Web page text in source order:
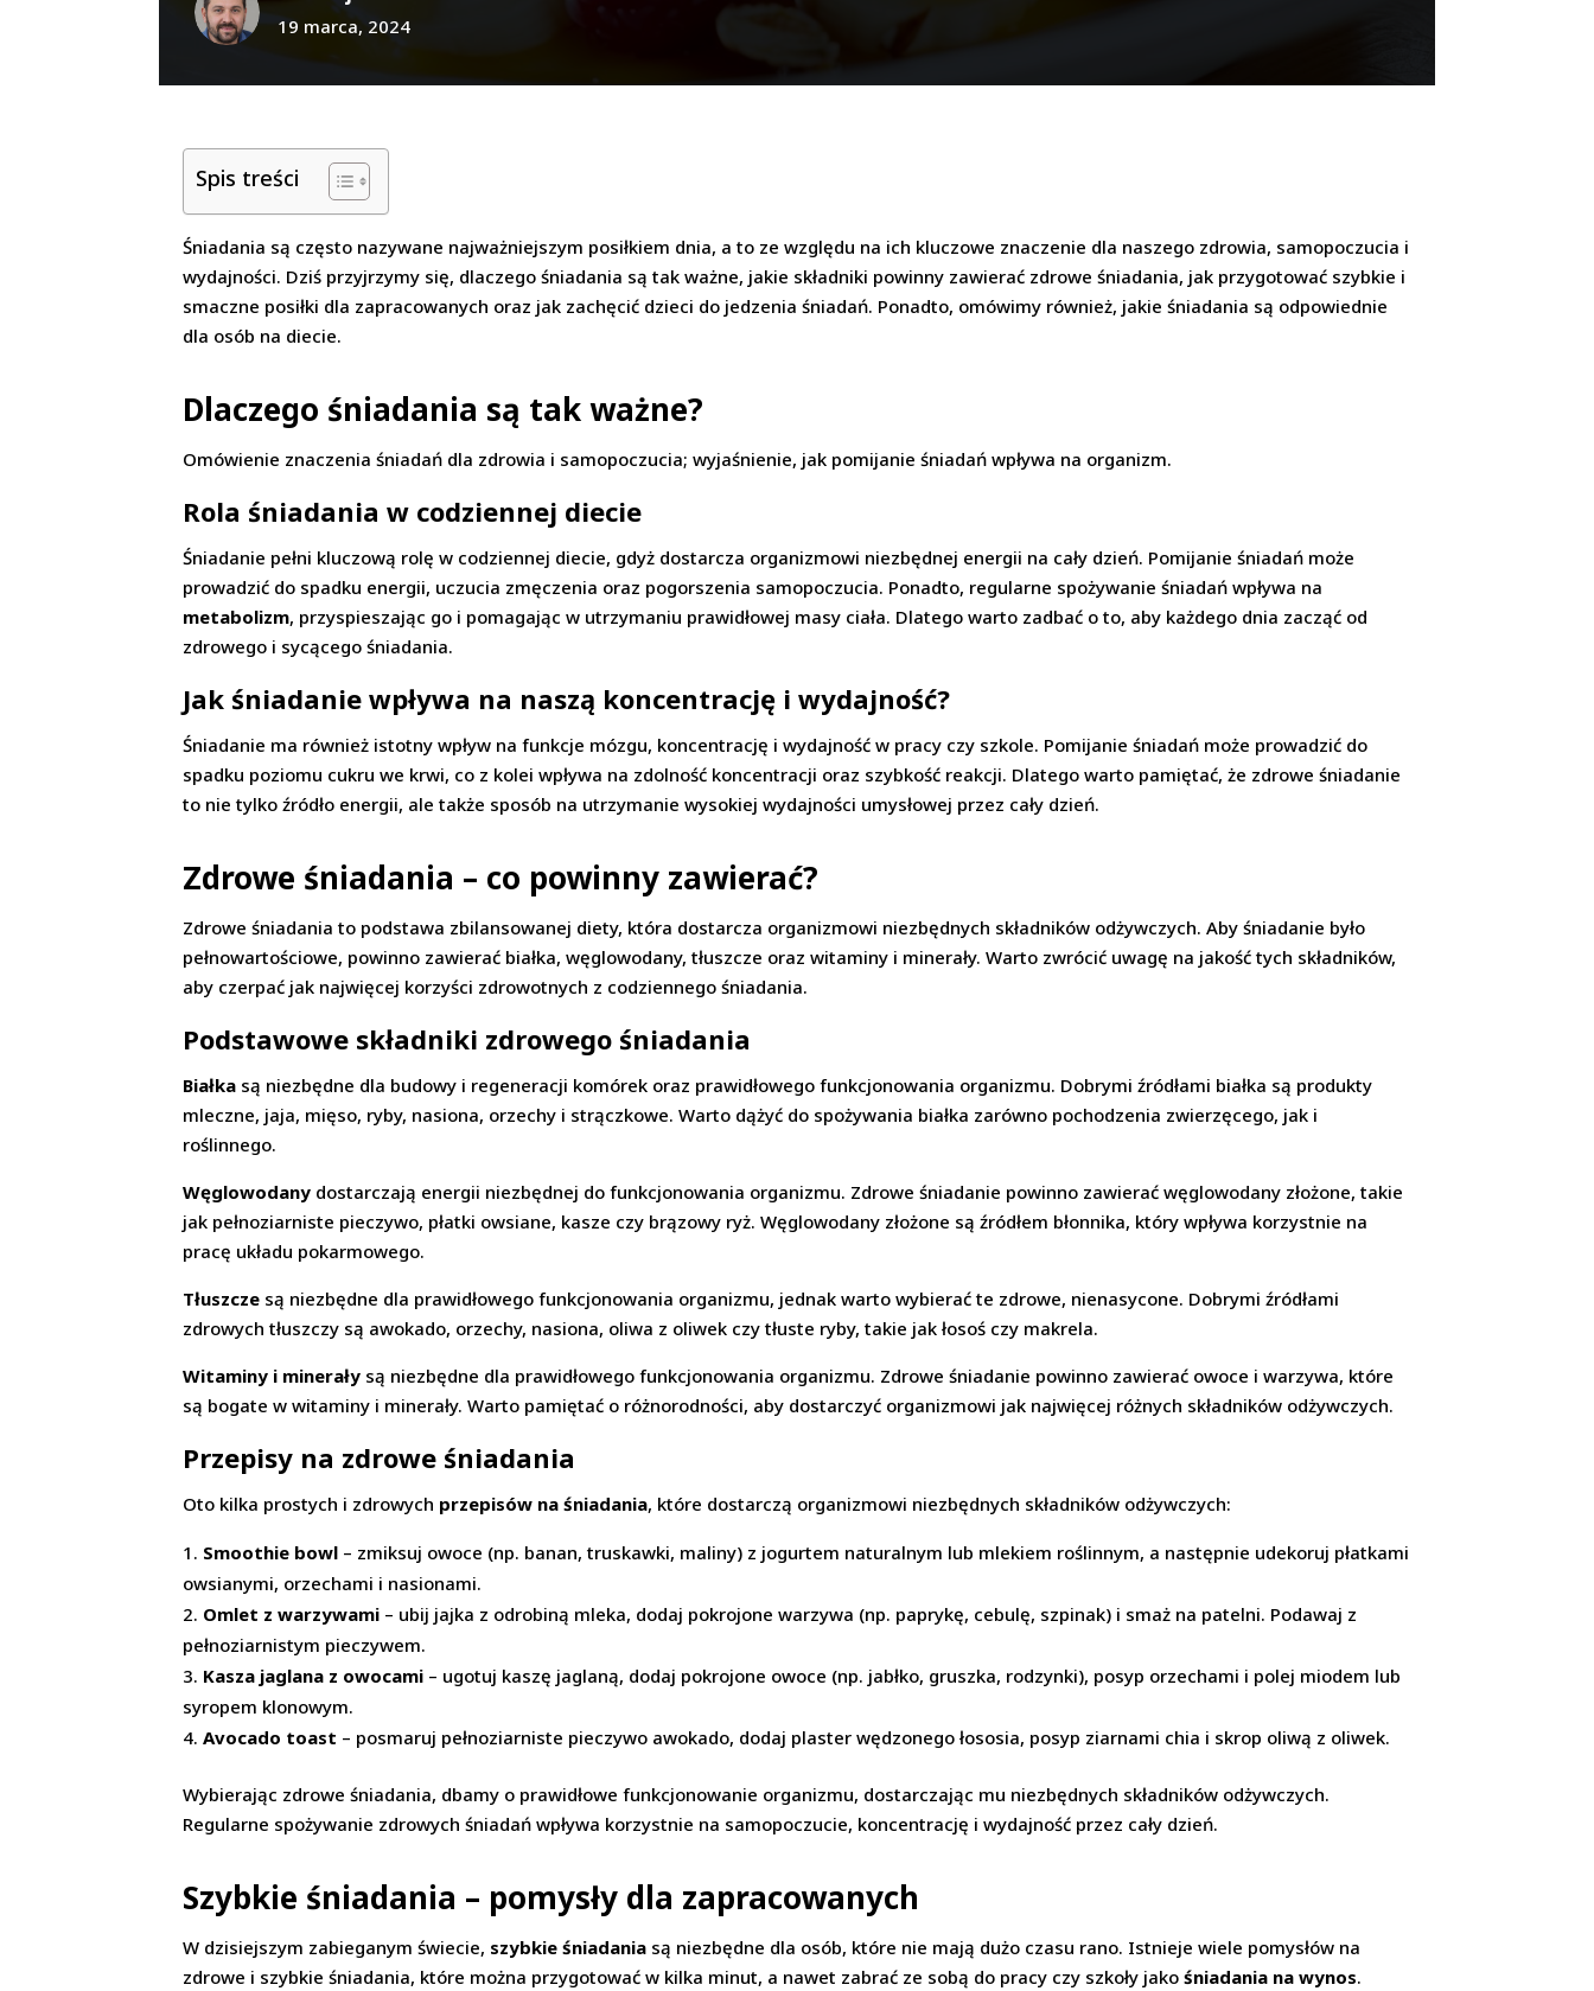
19 marca, 2024
Spis treści
Śniadania są często nazywane najważniejszym posiłkiem dnia, a to ze względu na ich kluczowe znaczenie dla naszego zdrowia, samopoczucia i
wydajności. Dziś przyjrzymy się, dlaczego śniadania są tak ważne, jakie składniki powinny zawierać zdrowe śniadania, jak przygotować szybkie i
smaczne posiłki dla zapracowanych oraz jak zachęcić dzieci do jedzenia śniadań. Ponadto, omówimy również, jakie śniadania są odpowiednie
dla osób na diecie.
Dlaczego śniadania są tak ważne?
Omówienie znaczenia śniadań dla zdrowia i samopoczucia; wyjaśnienie, jak pomijanie śniadań wpływa na organizm.
Rola śniadania w codziennej diecie
Śniadanie pełni kluczową rolę w codziennej diecie, gdyż dostarcza organizmowi niezbędnej energii na cały dzień. Pomijanie śniadań może
prowadzić do spadku energii, uczucia zmęczenia oraz pogorszenia samopoczucia. Ponadto, regularne spożywanie śniadań wpływa na
metabolizm, przyspieszając go i pomagając w utrzymaniu prawidłowej masy ciała. Dlatego warto zadbać o to, aby każdego dnia zacząć od
zdrowego i sycącego śniadania.
Jak śniadanie wpływa na naszą koncentrację i wydajność?
Śniadanie ma również istotny wpływ na funkcje mózgu, koncentrację i wydajność w pracy czy szkole. Pomijanie śniadań może prowadzić do
spadku poziomu cukru we krwi, co z kolei wpływa na zdolność koncentracji oraz szybkość reakcji. Dlatego warto pamiętać, że zdrowe śniadanie
to nie tylko źródło energii, ale także sposób na utrzymanie wysokiej wydajności umysłowej przez cały dzień.
Zdrowe śniadania – co powinny zawierać?
Zdrowe śniadania to podstawa zbilansowanej diety, która dostarcza organizmowi niezbędnych składników odżywczych. Aby śniadanie było
pełnowartościowe, powinno zawierać białka, węglowodany, tłuszcze oraz witaminy i minerały. Warto zwrócić uwagę na jakość tych składników,
aby czerpać jak najwięcej korzyści zdrowotnych z codziennego śniadania.
Podstawowe składniki zdrowego śniadania
Białka są niezbędne dla budowy i regeneracji komórek oraz prawidłowego funkcjonowania organizmu. Dobrymi źródłami białka są produkty
mleczne, jaja, mięso, ryby, nasiona, orzechy i strączkowe. Warto dążyć do spożywania białka zarówno pochodzenia zwierzęcego, jak i
roślinnego.
Węglowodany dostarczają energii niezbędnej do funkcjonowania organizmu. Zdrowe śniadanie powinno zawierać węglowodany złożone, takie
jak pełnoziarniste pieczywo, płatki owsiane, kasze czy brązowy ryż. Węglowodany złożone są źródłem błonnika, który wpływa korzystnie na
pracę układu pokarmowego.
Tłuszcze są niezbędne dla prawidłowego funkcjonowania organizmu, jednak warto wybierać te zdrowe, nienasycone. Dobrymi źródłami
zdrowych tłuszczy są awokado, orzechy, nasiona, oliwa z oliwek czy tłuste ryby, takie jak łosoś czy makrela.
Witaminy i minerały są niezbędne dla prawidłowego funkcjonowania organizmu. Zdrowe śniadanie powinno zawierać owoce i warzywa, które
są bogate w witaminy i minerały. Warto pamiętać o różnorodności, aby dostarczyć organizmowi jak najwięcej różnych składników odżywczych.
Przepisy na zdrowe śniadania
Oto kilka prostych i zdrowych przepisów na śniadania, które dostarczą organizmowi niezbędnych składników odżywczych:
Smoothie bowl – zmiksuj owoce (np. banan, truskawki, maliny) z jogurtem naturalnym lub mlekiem roślinnym, a następnie udekoruj płatkami
owsianymi, orzechami i nasionami.
Omlet z warzywami – ubij jajka z odrobiną mleka, dodaj pokrojone warzywa (np. paprykę, cebulę, szpinak) i smaż na patelni. Podawaj z
pełnoziarnistym pieczywem.
Kasza jaglana z owocami – ugotuj kaszę jaglaną, dodaj pokrojone owoce (np. jabłko, gruszka, rodzynki), posyp orzechami i polej miodem lub
syropem klonowym.
Avocado toast – posmaruj pełnoziarniste pieczywo awokado, dodaj plaster wędzonego łososia, posyp ziarnami chia i skrop oliwą z oliwek.
Wybierając zdrowe śniadania, dbamy o prawidłowe funkcjonowanie organizmu, dostarczając mu niezbędnych składników odżywczych.
Regularne spożywanie zdrowych śniadań wpływa korzystnie na samopoczucie, koncentrację i wydajność przez cały dzień.
Szybkie śniadania – pomysły dla zapracowanych
W dzisiejszym zabieganym świecie, szybkie śniadania są niezbędne dla osób, które nie mają dużo czasu rano. Istnieje wiele pomysłów na
zdrowe i szybkie śniadania, które można przygotować w kilka minut, a nawet zabrać ze sobą do pracy czy szkoły jakośniadania na wynos.